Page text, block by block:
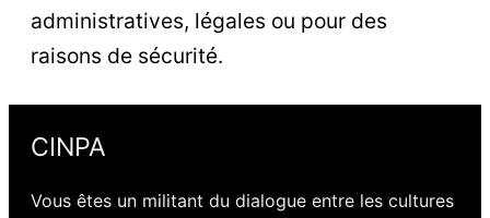
administratives, légales ou pour des
raisons de sécurité.
CINPA
Vous êtes un militant du dialogue entre les cultures